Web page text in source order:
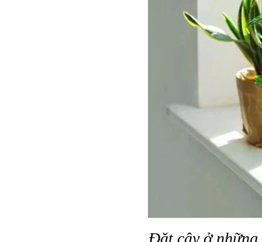
Đặt cây ở những